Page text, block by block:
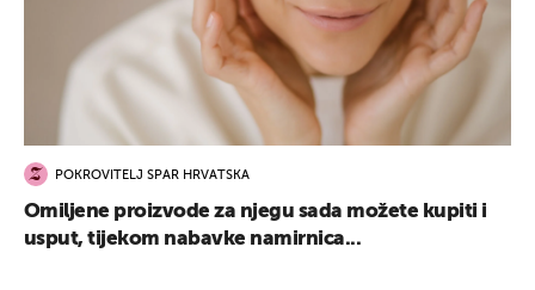
POKROVITELJ SPAR HRVATSKA
Omiljene proizvode za njegu sada možete kupiti i
usput, tijekom nabavke namirnica...